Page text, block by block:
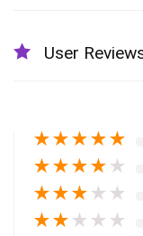
User
★★★★★
★★★★ ★
★★★ ★ ★
★★ ★ ★ ★